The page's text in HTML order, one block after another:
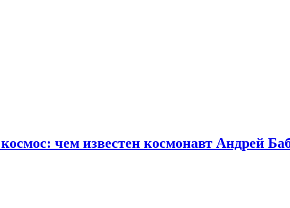
чем известен космонавт Андрей